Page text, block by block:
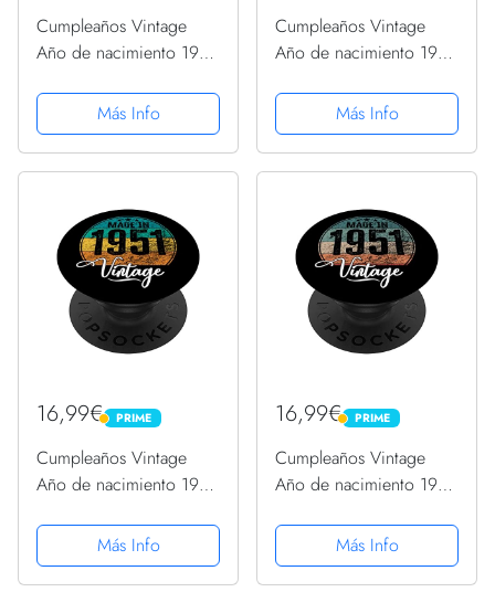
Cumpleaños Vintage
Año de nacimiento 1951
PopSockets PopGrip
Intercambiable
Más Info
Cumpleaños Vintage
Año de nacimiento 1951
PopSockets PopGrip
Intercambiable
Más Info
16,99€ PRIME
PRIME
Cumpleaños Vintage
Año de nacimiento 1951
PopSockets PopGrip
Intercambiable
Más Info
16,99€ PRIME
PRIME
Cumpleaños Vintage
Año de nacimiento 1951
PopSockets PopGrip
Intercambiable
Más Info